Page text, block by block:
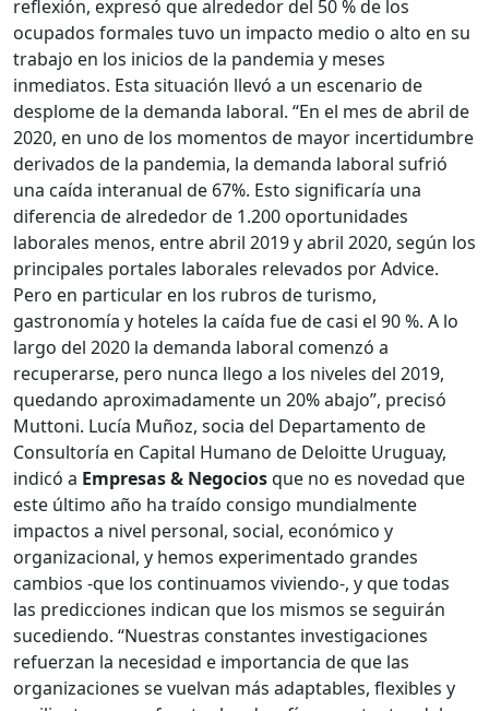
reflexión, expresó que alrededor del 50 % de los
ocupados formales tuvo un impacto medio o alto en su
trabajo en los inicios de la pandemia y meses
inmediatos. Esta situación llevó a un escenario de
desplome de la demanda laboral. “En el mes de abril de
2020, en uno de los momentos de mayor incertidumbre
derivados de la pandemia, la demanda laboral sufrió
una caída interanual de 67%. Esto significaría una
diferencia de alrededor de 1.200 oportunidades
laborales menos, entre abril 2019 y abril 2020, según los
principales portales laborales relevados por Advice.
Pero en particular en los rubros de turismo,
gastronomía y hoteles la caída fue de casi el 90 %. A lo
largo del 2020 la demanda laboral comenzó a
recuperarse, pero nunca llego a los niveles del 2019,
quedando aproximadamente un 20% abajo”, precisó
Muttoni. Lucía Muñoz, socia del Departamento de
Consultoría en Capital Humano de Deloitte Uruguay,
indicó a Empresas & Negociosque no es novedad que
este último año ha traído consigo mundialmente
impactos a nivel personal, social, económico y
organizacional, y hemos experimentado grandes
cambios -que los continuamos viviendo-, y que todas
las predicciones indican que los mismos se seguirán
sucediendo. “Nuestras constantes investigaciones
refuerzan la necesidad e importancia de que las
organizaciones se vuelvan más adaptables, flexibles y